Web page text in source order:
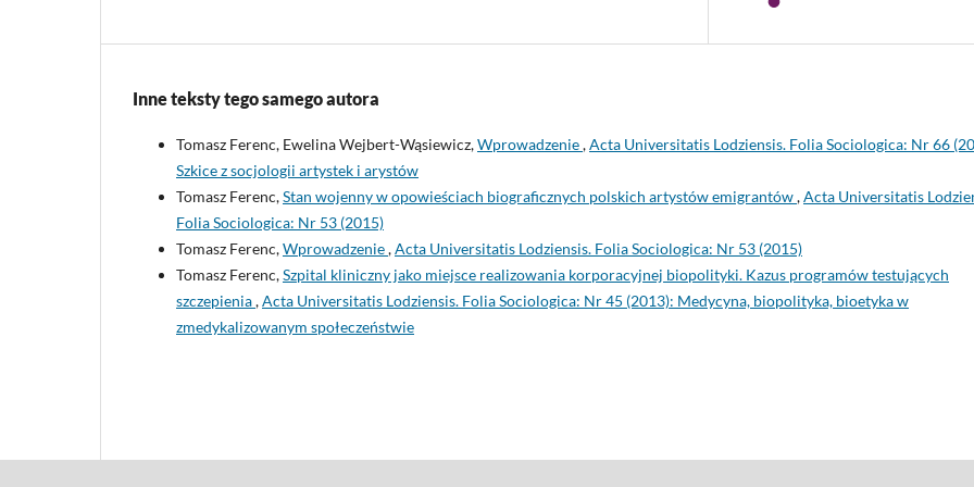
Inne teksty tego samego autora
Tomasz Ferenc, Ewelina Wejbert-Wąsiewicz,Wprowadzenie,Acta Universitatis Lodziensis. Folia Sociologica: Nr 66
Szkice z socjologii artystek i arystów
Tomasz Ferenc,Stan wojenny w opowieściach biograficznych polskich artystów emigrantów,Acta Universitatis
Folia Sociologica: Nr 53 (2015)
Tomasz Ferenc,Wprowadzenie,Acta Universitatis Lodziensis. Folia Sociologica: Nr 53 (2015)
Tomasz Ferenc,Szpital kliniczny jako miejsce realizowania korporacyjnej biopolityki. Kazus programów testujących
szczepienia,Acta Universitatis Lodziensis. Folia Sociologica: Nr 45 (2013): Medycyna, biopolityka, bioetyka w
zmedykalizowanym społeczeństwie